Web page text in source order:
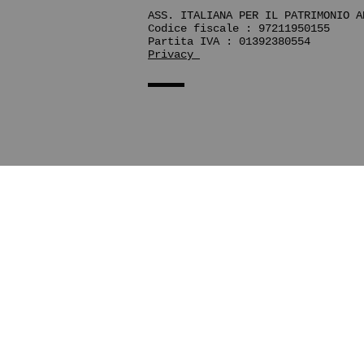
ASS. ITALIANA PER IL PATRIMONIO
Codice fiscale : 97211950155
Partita IVA : 01392380554
Privacy